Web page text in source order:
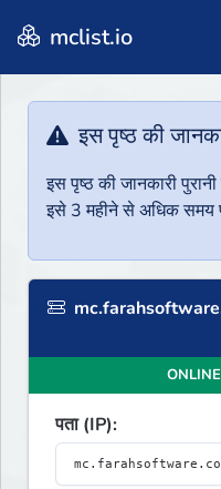
mclist.io
इस पृष्ठ की
इस पृष्ठ की जानकारी
इसे 3 महीने से अधिक समय
पता (IP):